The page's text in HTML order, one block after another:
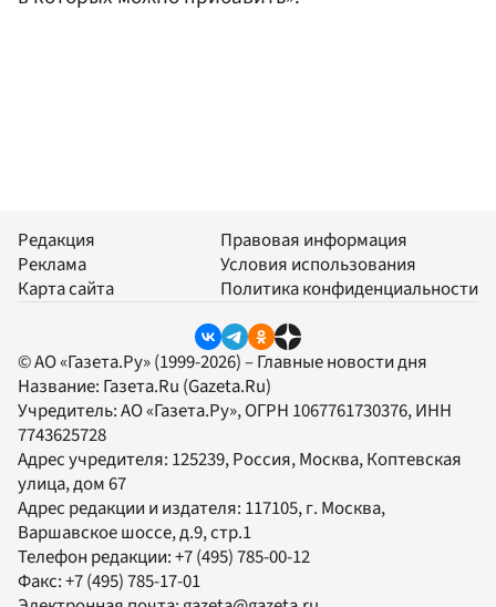
Редакция
Реклама
Карта сайта
Правовая информация
Условия использования
Политика конфиденциальности
© АО «Газета.Ру» (1999-2026) – Главные новости дня
Название: Газета.Ru (Gazeta.Ru)
Учредитель:АО «Газета.Ру», ОГРН 1067761730376, ИНН
7743625728
Адрес учредителя: 125239, Россия, Москва, Коптевская
улица, дом 67
Адрес редакции и издателя: 117105, г. Москва,
Варшавское шоссе, д.9, стр.1
Телефон редакции:+7 (495) 785-00-12
Факс:+7 (495) 785-17-01